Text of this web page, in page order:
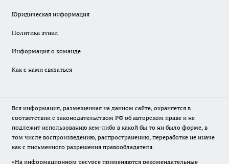
Юридическая информация
Политика этики
Информация о команде
Как с нами связаться
Вся информация, размещенная на данном сайте, охраняется в
соответствии с законодательством РФ об авторском праве и не
подлежит использованию кем-либо в какой бы то ни было форме, в
том числе воспроизведению, распространению, переработке не иначе
как с письменного разрешения правообладателя.
«На информационном ресурсе применяются рекомендательные